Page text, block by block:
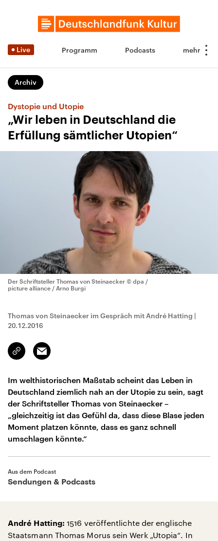
Live Programm Podcasts
Archiv
Dystopie und Utopie
„Wir leben in Deutschland die
Erfüllung sämtlicher Utopien“
Der Schriftsteller Thomas von Steinaecker © dpa /
picture alliance / Arno Burgi
Thomas von Steinaecker im Gespräch mit André Hatting |
20.12.2016
Link
kopieren/teilen
Email
Im welthistorischen Maßstab scheint das Leben in
Deutschland ziemlich nah an der Utopie zu sein, sagt
der Schriftsteller Thomas von Steinaecker –
„gleichzeitig ist das Gefühl da, dass diese Blase jeden
Moment platzen könnte, dass es ganz schnell
umschlagen könnte.“
Aus dem Podcast
Sendungen & Podcasts
André Hatting: 1516 veröffentlichte der englische
Staatsmann Thomas Morus sein Werk „Utopia“. In